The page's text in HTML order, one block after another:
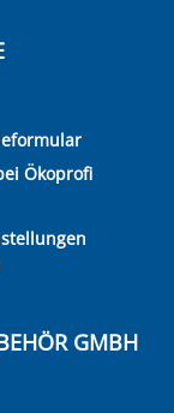
Ökoprofi
GMBH